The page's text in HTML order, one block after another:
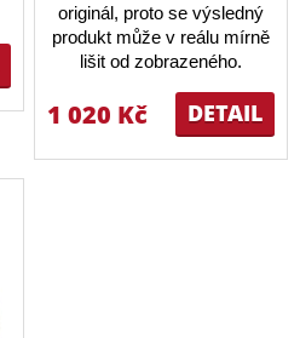
originál, proto se výsledný
produkt může v reálu mírně
lišit od zobrazeného.
DETAIL
1 020 Kč